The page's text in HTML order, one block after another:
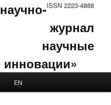
ISSN 2223-4888
журнал
научные
EN